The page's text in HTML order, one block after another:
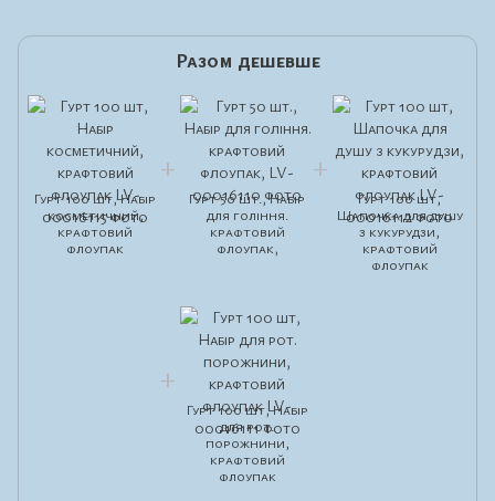
Разом дешевше
Гурт 100 шт, Набір
косметичний,
крафтовий
флоупак
Гурт 50 шт., Набір
для гоління.
крафтовий
флоупак,
Гурт 100 шт,
Шапочка для душу
з кукурудзи,
крафтовий
флоупак
Гурт 100 шт, Набір
для рот.
порожнини,
крафтовий
флоупак